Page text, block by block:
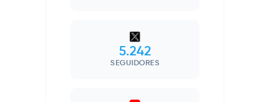
5.242
SEGUIDORES